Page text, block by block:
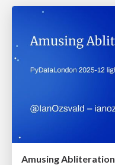
Amusing Abliteration